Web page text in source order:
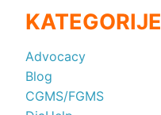
KATEGORIJE
Advocacy
Blog
CGMS/FGMS